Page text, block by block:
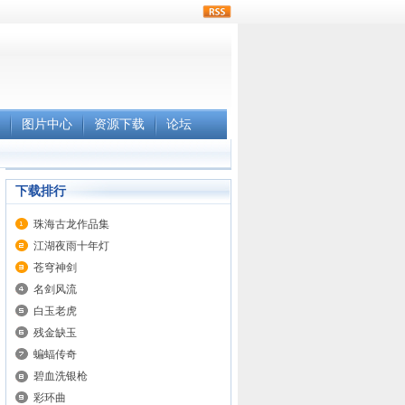
图片中心 资源下载 论坛
下载排行
珠海古龙作品集
江湖夜雨十年灯
苍穹神剑
名剑风流
白玉老虎
残金缺玉
蝙蝠传奇
碧血洗银枪
彩环曲